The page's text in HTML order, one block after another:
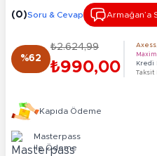
(0)Soru & Cevap Armağan’a
%62
₺2.624,99
₺990,00
Axess
Kredi
Taksit
Kapıda Ödeme
Masterpass
ile Ödeme